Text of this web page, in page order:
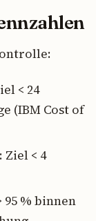
< 24
(IBM Cost of
: Ziel < 4
95 % binnen